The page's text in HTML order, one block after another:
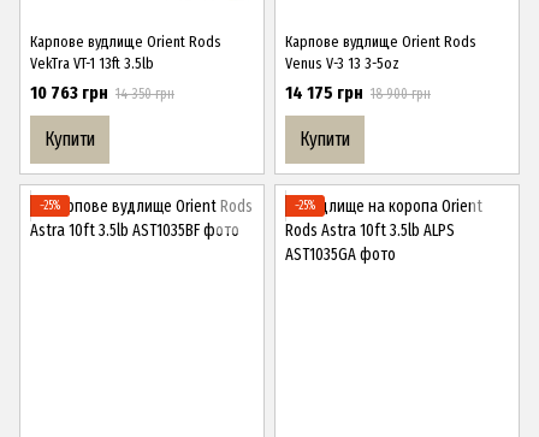
Карпове вудлище Orient Rods
VekTra VT-1 13ft 3.5lb
10 763 грн 14 350 грн
Купити
Карпове вудлище Orient Rods
Venus V-3 13 3-5oz
14 175 грн 18 900 грн
Купити
−25% −25%